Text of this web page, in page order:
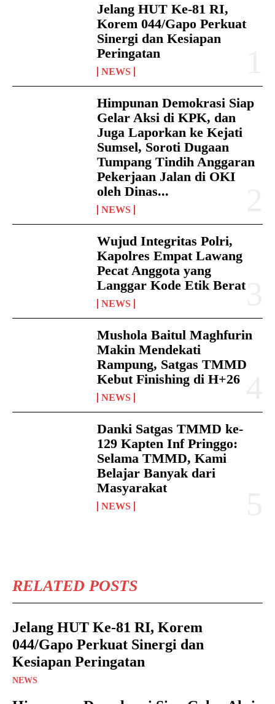
Jelang HUT Ke-81 RI,
Korem 044/Gapo Perkuat
Sinergi dan Kesiapan
Peringatan
NEWS
Himpunan Demokrasi Siap
Gelar Aksi di KPK, dan
Juga Laporkan ke Kejati
Sumsel, Soroti Dugaan
Tumpang Tindih Anggaran
Pekerjaan Jalan di OKI
oleh Dinas...
NEWS
Wujud Integritas Polri,
Kapolres Empat Lawang
Pecat Anggota yang
Langgar Kode Etik Berat
NEWS
Mushola Baitul Maghfurin
Makin Mendekati
Rampung, Satgas TMMD
Kebut Finishing di H+26
NEWS
Danki Satgas TMMD ke-
129 Kapten Inf Pringgo:
Selama TMMD, Kami
Belajar Banyak dari
Masyarakat
NEWS
RELATED POSTS
Jelang HUT Ke-81 RI, Korem
044/Gapo Perkuat Sinergi dan
Kesiapan Peringatan
NEWS